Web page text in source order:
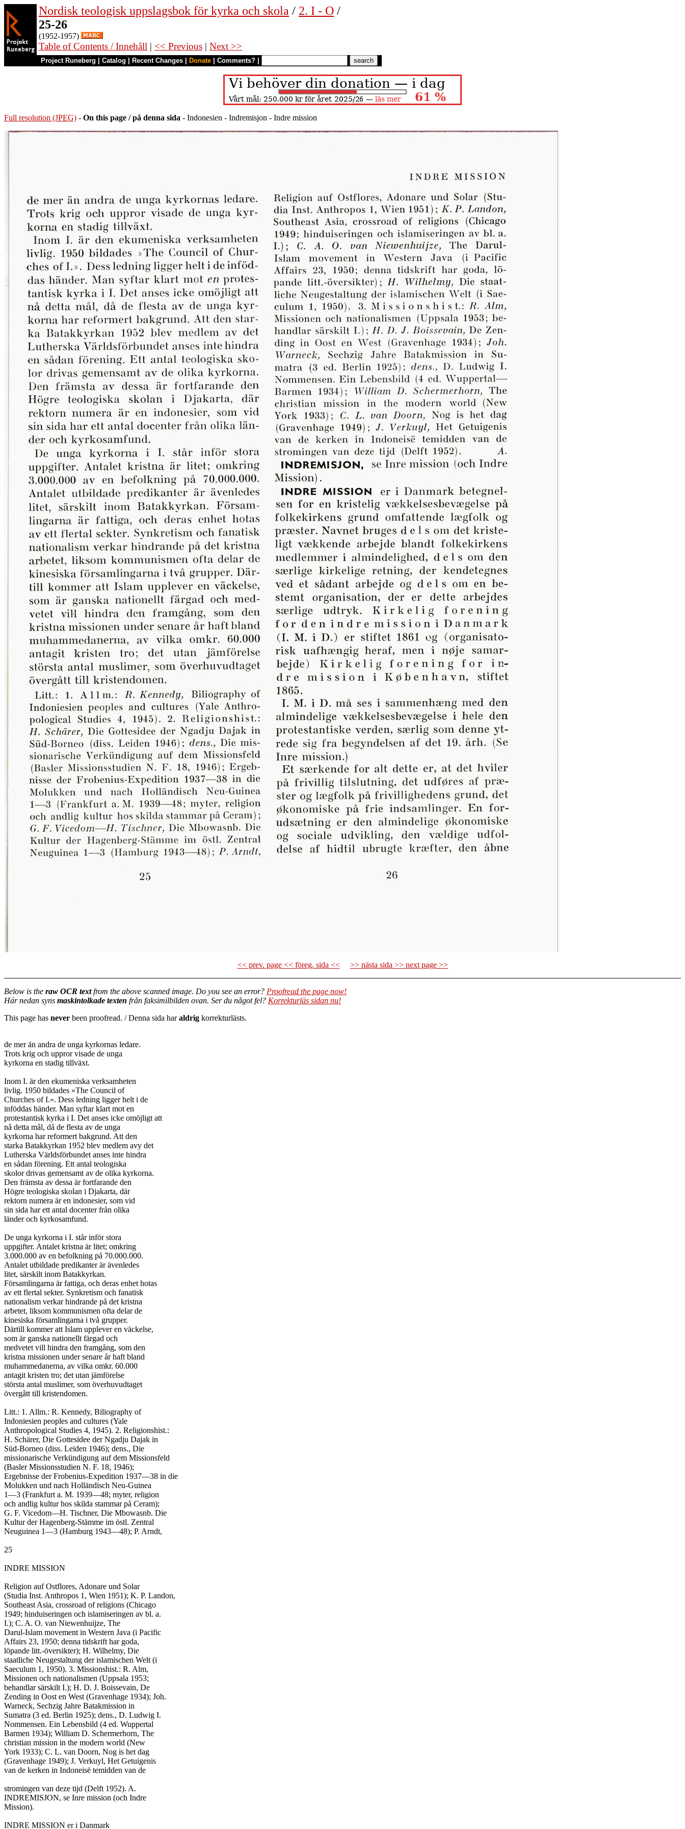
Nordisk teologisk uppslagsbok för kyrka och skola / 2. I - O /
25-26
(1952-1957)
Table of Contents / Innehåll | << Previous | Next >>
Project Runeberg Catalog Recent Changes Donate Comments?
Full resolution (JPEG) - On this page / på denna sida - Indonesien - Indremisjon - Indre mission
<< prev. page << föreg. sida << >> nästa sida >> next page >>
Below is the raw OCR textfrom the above scanned image. Do you see an error? Proofread the page now!
Här nedan syns maskintolkade texten från faksimilbilden ovan. Ser du något fel? Korrekturläs sidan nu!
This page has never been proofread. / Denna sida haraldrig korrekturlästs.
de mer än andra de unga kyrkornas ledare.
Trots krig och uppror visade de unga
kyrkorna en stadig tillväxt.
Inom I. är den ekumeniska verksamheten
livlig. 1950 bildades »The Council of
Churches of I.». Dess ledning ligger helt i de
inföddas händer. Man syftar klart mot en
protestantisk kyrka i I. Det anses icke omöjligt att
nå detta mål, då de flesta av de unga
kyrkorna har reformert bakgrund. Att den
starka Batakkyrkan 1952 blev medlem avy det
Lutherska Världsförbundet anses inte hindra
en sådan förening. Ett antal teologiska
skolor drivas gemensamt av de olika kyrkorna.
Den främsta av dessa är fortfarande den
Högre teologiska skolan i Djakarta, där
rektorn numera är en indonesier, som vid
sin sida har ett antal docenter från olika
länder och kyrkosamfund.
De unga kyrkorna i I. står inför stora
uppgifter. Antalet kristna är litet; omkring
3.000.000 av en befolkning på 70.000.000.
Antalet utbildade predikanter är ävenledes
litet, särskilt inom Batakkyrkan.
Församlingarna är fattiga, och deras enhet hotas
av ett flertal sekter. Synkretism och fanatisk
nationalism verkar hindrande på det kristna
arbetet, liksom kommunismen ofta delar de
kinesiska församlingarna i två grupper.
Därtill kommer att Islam upplever en väckelse,
som är ganska nationellt färgad och
medvetet vill hindra den framgång, som den
kristna missionen under senare år haft bland
muhammedanerna, av vilka omkr. 60.000
antagit kristen tro; det utan jämförelse
största antal muslimer, som överhuvudtaget
övergått till kristendomen.
Litt.: 1. Allm.: R. Kennedy, Biliography of
Indoniesien peoples and cultures (Yale
Anthropological Studies 4, 1945). 2. Religionshist.:
H. Schärer, Die Gottesidee der Ngadju Dajak in
Süd-Borneo (diss. Leiden 1946); dens., Die
missionarische Verkündigung auf dem Missionsfeld
(Basler Missionsstudien N. F. 18, 1946);
Ergebnisse der Frobenius-Expedition 1937—38 in die
Molukken und nach Holländisch Neu-Guinea
1—3 (Frankfurt a. M. 1939—48; myter, religion
och andlig kultur hos skilda stammar på Ceram);
G. F. Vicedom—H. Tischner, Die Mbowasnb. Die
Kultur der Hagenberg-Stämme im östl. Zentral
Neuguinea 1—3 (Hamburg 1943—48); P. Arndt,
25
INDRE MISSION
Religion auf Ostflores, Adonare und Solar
(Studia Inst. Anthropos 1, Wien 1951); K. P. Landon,
Southeast Asia, crossroad of religions (Chicago
1949; hinduiseringen och islamiseringen av bl. a.
I.); C. A. O. van Niewenhuijze, The
Darul-Islam movement in Western Java (i Pacific
Affairs 23, 1950; denna tidskrift har goda,
löpande litt.-översikter); H. Wilhelmy, Die
staatliche Neugestaltung der islamischen Welt (i
Saeculum 1, 1950). 3. Missionshist.: R. Alm,
Missionen och nationalismen (Uppsala 1953;
behandlar särskilt I.); H. D. J. Boissevain, De
Zending in Oost en West (Gravenhage 1934); Joh.
Warneck, Sechzig Jahre Batakmission in
Sumatra (3 ed. Berlin 1925); dens., D. Ludwig I.
Nommensen. Ein Lebensbild (4 ed. Wuppertal
Barmen 1934); William D. Schermerhorn, The
christian mission in the modern world (New
York 1933); C. L. van Doorn, Nog is het dag
(Gravenhage 1949); J. Verkuyl, Het Getuigenis
van de kerken in Indoneisë temidden van de
stromingen van deze tijd (Delft 1952). A.
INDREMISJON, se Inre mission (och Indre
Mission).
INDRE MISSION er i Danmark